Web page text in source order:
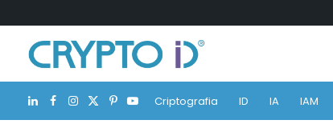
LinkedIn
Facebook
Instagram
X
(Twitter)
Pinterest
YouTubeCriptografia ID IA IAM